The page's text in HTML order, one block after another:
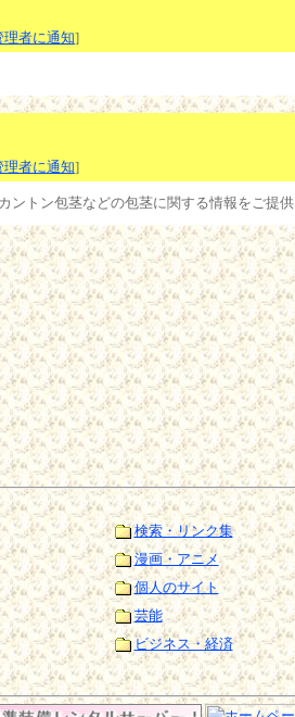
理者に通知]
理者に通知]
トン包茎などの包茎に関する情報をご提供
検索・リンク集
漫画・アニメ
個人のサイト
芸能
ビジネス・経済